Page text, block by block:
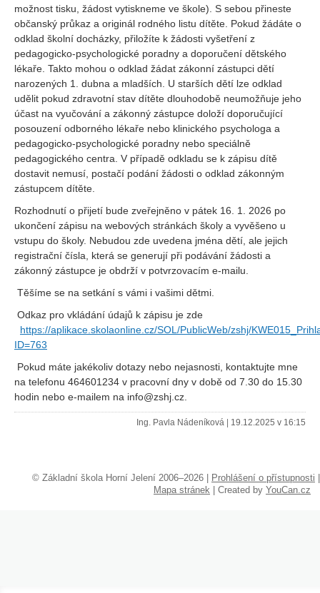
možnost tisku, žádost vytiskneme ve škole). S sebou přineste
občanský průkaz a originál rodného listu dítěte. Pokud žádáte o
odklad školní docházky, přiložíte k žádosti vyšetření z
pedagogicko-psychologické poradny a doporučení dětského
lékaře. Takto mohou o odklad žádat zákonní zástupci dětí
narozených 1. dubna a mladších. U starších dětí lze odklad
udělit pokud zdravotní stav dítěte dlouhodobě neumožňuje jeho
účast na vyučování a zákonný zástupce doloží doporučující
posouzení odborného lékaře nebo klinického psychologa a
pedagogicko-psychologické poradny nebo speciálně
pedagogického centra. V případě odkladu se k zápisu dítě
dostavit nemusí, postačí podání žádosti o odklad zákonným
zástupcem dítěte.
Rozhodnutí o přijetí bude zveřejněno v pátek 16. 1. 2026 po
ukončení zápisu na webových stránkách školy a vyvěšeno u
vstupu do školy. Nebudou zde uvedena jména dětí, ale jejich
registrační čísla, která se generují při podávání žádosti a
zákonný zástupce je obdrží v potvrzovacím e-mailu.
Těšíme se na setkání s vámi i vašimi dětmi.
Odkaz pro vkládání údajů k zápisu je zde
https://aplikace.skolaonline.cz/SOL/PublicWeb/zshj/
ID=763
Pokud máte jakékoliv dotazy nebo nejasnosti, kontaktujte mne
na telefonu 464601234 v pracovní dny v době od 7.30 do 15.30
hodin nebo e-mailem na info@zshj.cz.
Ing. Pavla Nádeníková | 19.12.2025 v 16:15
© Základní škola Horní Jelení 2006–2026 | Prohlášení o přístupnosti |
Mapa stránek | Created by YouCan.cz